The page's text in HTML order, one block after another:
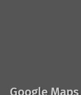
Google Maps